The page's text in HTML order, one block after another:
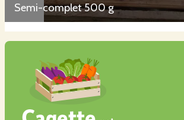
Semi-complet 500 g